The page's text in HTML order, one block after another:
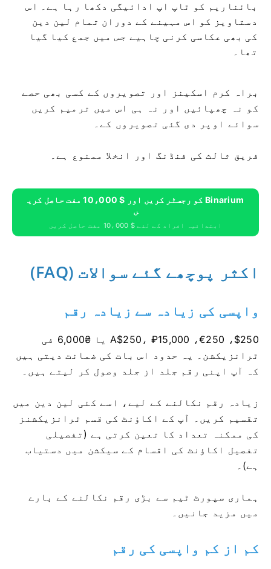
بائناریم کو ٹاپ اپ ادائیگی دکھا رہا ہے۔ اس
دستاویز کو اس مہینے کے دوران تمام لین دین
کی بھی عکاسی کرنی چاہیے جس میں جمع کیا گیا
تھا۔
براہ کرم اسکینز اور تصویروں کے کسی بھی حصے
کو نہ چھپائیں اور نہ ہی اس میں ترمیم کریں
سوائے اوپر دی گئی تصویروں کے۔
فریق ثالث کی فنڈنگ ​​اور انخلا ممنوع ہے۔
Binarium کو رجسٹر کریں اور $ 10،000 مفت حاصل کری
ں
ابتدائیہ افراد کے لئے $ 10،000 مفت حاصل کریں
اکثر پوچھے گئے سوالات (FAQ)
واپسی کی زیادہ سے زیادہ رقم
$250، €250، A$250، ₽15,000 یا ₴6,000 فی
ٹرانزیکشن۔ یہ حدود اس بات کی ضمانت دیتی ہیں
کہ آپ اپنی رقم جلد از جلد وصول کر لیتے ہیں۔
زیادہ رقم نکالنے کے لیے، اسے کئی لین دین میں
تقسیم کریں۔ آپ کے اکاؤنٹ کی قسم ٹرانزیکشنز
کی ممکنہ تعداد کا تعین کرتی ہے (تفصیلی
تفصیل اکاؤنٹ کی اقسام کے سیکشن میں دستیاب
ہے)۔
ہماری سپورٹ ٹیم سے بڑی رقم نکالنے کے بارے
میں مزید جانیں۔
کم از کم واپسی کی رقم